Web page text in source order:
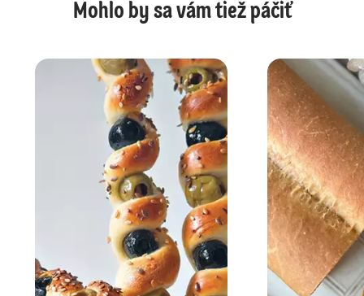
Mohlo by sa vám tiež páčiť